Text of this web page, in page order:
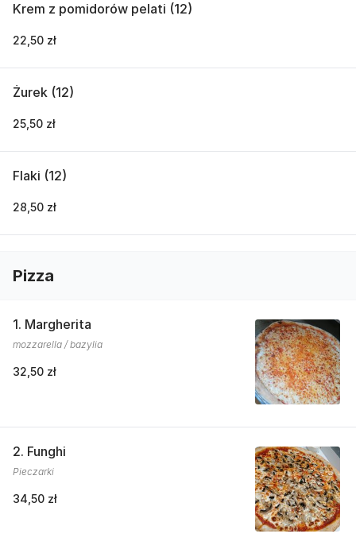
Krem z pomidorów pelati (12)
22,50 zł
Żurek (12)
25,50 zł
Flaki (12)
28,50 zł
Pizza
1. Margherita
mozzarella / bazylia
32,50 zł
2. Funghi
Pieczarki
34,50 zł